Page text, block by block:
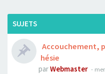
SUJETS
Accouchement,
hésie
parWebmaster -